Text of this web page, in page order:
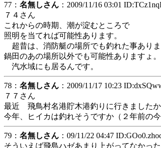
77： 名無しさん ：2009/11/16 03:01
７４さん
これからの時期、潮が淀むところで
照明を当てれば可能性あります。
超昔は、消防艇の場所でも釣れた事ありま
鍋田のあの場所以外でも可能性ありますょ。
汽水域にも居るんです。
78： 名無しさん ：2009/11/17 10:23
７７さん
最近 飛鳥村名港貯木港釣りに行きましたか
今年、ヒイカは釣れそうですか（２年前の今
79： 名無しさん ：09/11/22 04:47
そういえば飛島ハゼあまり上がってなかっ